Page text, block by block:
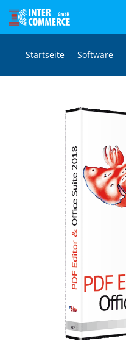
Zum
Inhalt
Software
Startseite- Software-